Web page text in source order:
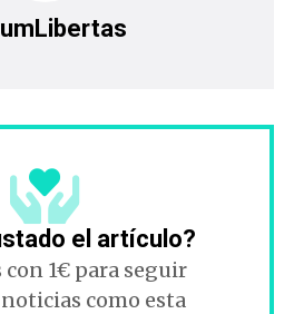
el artículo?
1€ para seguir
como esta